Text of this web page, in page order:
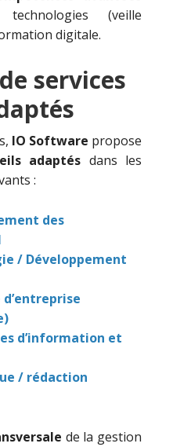
(veille
digitale.
services
IO Software propose
adaptés dans les
:
des
/ Développement
d’entreprise
d’information et
/ rédaction
de la gestion